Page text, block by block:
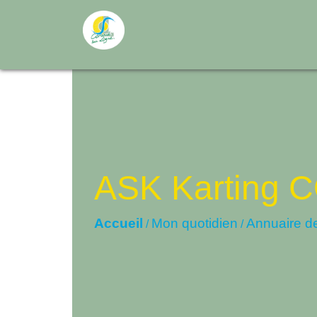
ASK Karting
Accueil / Mon quotidien /Annuaire